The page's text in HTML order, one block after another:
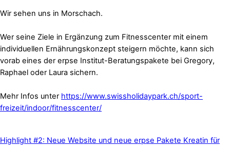
Wir sehen uns in Morschach.
Wer seine Ziele in Ergänzung zum Fitnesscenter mit einem
individuellen Ernährungskonzept steigern möchte, kann sich
vorab eines der erpse Institut-Beratungspakete bei Gregory,
Raphael oder Laura sichern.
Mehr Infos unter https://www.swissholidaypark.ch/sport-
freizeit/indoor/fitnesscenter/
Highlight #2: Neue Website und neue erpse Pakete Kreatin für